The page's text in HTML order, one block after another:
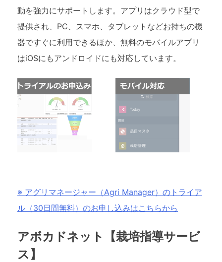
動を強力にサポートします。アプリはクラウド型で
提供され、PC、スマホ、タブレットなどお持ちの機
器ですぐに利用できるほか、無料のモバイルアプリ
はiOSにもアンドロイドにも対応しています。
※ アグリマネージャー（Agri Manager）のトライア
ル（30日間無料）のお申し込みはこちらから
アボカドネット【栽培指導サービ
ス】